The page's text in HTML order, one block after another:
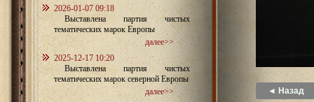
2026-01-07 09:18
Выставлена партия чистых
тематических марок Европы
далее>>
2025-12-17 10:20
Выставлена партия чистых
тематических марок северной Европы
далее>>
◄ Назад